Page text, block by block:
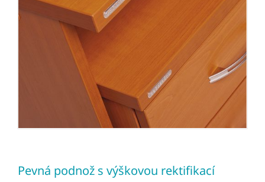
Pevná podnož s výškovou rektifikací